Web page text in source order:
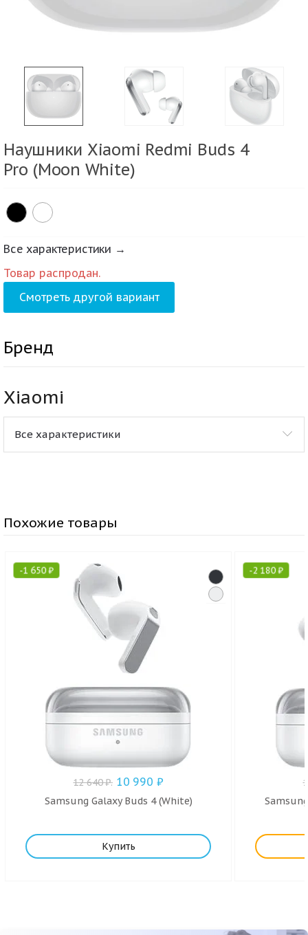
Наушники Xiaomi Redmi Buds 4
Pro (Moon White)
Все характеристики →
Товар распродан.
Смотреть другой вариант
Бренд
Xiaomi
Все характеристики
Похожие товары
-1 650₽
12 640₽. 10 990 ₽
Samsung Galaxy Buds 4 (White)
Купить
-2 180₽